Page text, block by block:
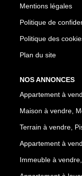
Mentions légales
Politique de
Politique des
Plan du site
NOS ANNONCES
Appartement à
Maison à vendre,
Terrain à vendre,
Appartement à
Immeuble à